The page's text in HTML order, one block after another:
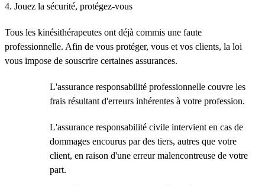
4. Jouez la sécurité, protégez-vous
Tous les kinésithérapeutes ont déjà commis une faute
professionnelle. Afin de vous protéger, vous et vos clients, la loi
vous impose de souscrire certaines assurances.
L'assurance responsabilité professionnelle couvre les
frais résultant d'erreurs inhérentes à votre profession.
L'assurance responsabilité civile intervient en cas de
dommages encourus par des tiers, autres que votre
client, en raison d'une erreur malencontreuse de votre
part.